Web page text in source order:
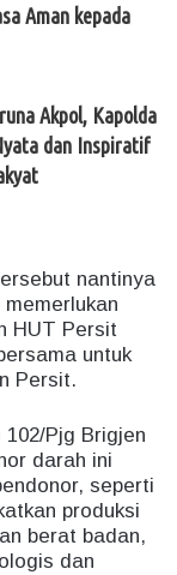
Aman kepada
Akpol, Kapolda
dan Inspiratif
nantinya
HUT Persit
untuk
Persit.
Pjg Brigjen
darah ini
seperti
produksi
berat badan,
dan